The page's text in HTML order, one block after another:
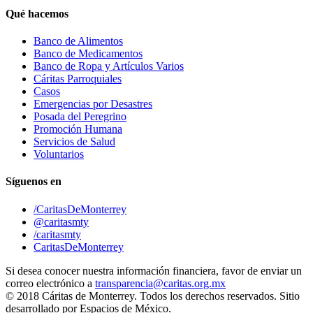
Qué hacemos
Banco de Alimentos
Banco de Medicamentos
Banco de Ropa y Artículos Varios
Cáritas Parroquiales
Casos
Emergencias por Desastres
Posada del Peregrino
Promoción Humana
Servicios de Salud
Voluntarios
Síguenos en
/CaritasDeMonterrey
@caritasmty
/caritasmty
CaritasDeMonterrey
Si desea conocer nuestra información financiera, favor de enviar un
correo electrónico a transparencia@caritas.org.mx
© 2018 Cáritas de Monterrey. Todos los derechos reservados. Sitio
desarrollado por Espacios de México.